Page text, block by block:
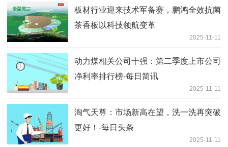
板材行业迎来技术军备赛，鹏鸿全效抗菌
茶香板以科技领航变革
2025-11-11
动力煤相关公司十强：第二季度上市公司
净利率排行榜-每日简讯
2025-11-11
淘气天尊：市场新高在望，洗一洗再突破
更好！-每日头条
2025-11-11